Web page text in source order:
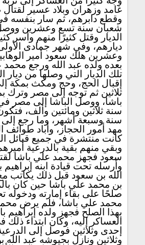
غامد وزهران وبلاد عسير لقتال
وقطع دابرهم، ثم سار بنفسه
شعبان سنة تسع وعشرين
الديار وقتل كثيرًا منهم وأسر
ديارهم، وفي شهر جمادى
وعشرين هلك سعود أمير
بعده ولده عبد الله ورجع
تلك الديار التي وصلها من ديار
إقبال الحج، وحج ومكث بمكة
ثلاثين ثم توجه إلى مصر
باشا، ووصل الباشا إلى
سنة ثلاثين ومائتين وألف،
سنة وسبعة أشهر، وما رجع إلى
مهد أمور الحجاز، وأباد طوائف
كانت منتشرة في جميع قبائل
وبقي منهم بقية بالدرعية
سعود فجهز محمد علي باشا
وأرسله تحت قيادة ابنه إبراهيم
الله بن سعود قبل ذلك يكاتب
بن محمد علي باشا حين كان
صلحًا على بقاء إمارته
محمد علي باشا، فلم يرض
بهذا الصلح فجهز ولده إبراهيم
العساكر إليه، وكان ابتداء
إحدى وثلاثين فوصل إلى
وثلاثين ونازل بجيوشه عبد